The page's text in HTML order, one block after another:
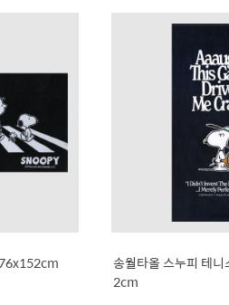
송월타올 스누피 테
2cm